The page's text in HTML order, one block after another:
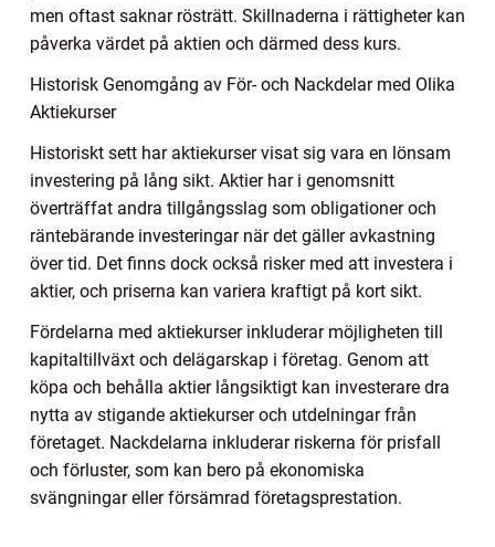
men oftast saknar rösträtt. Skillnaderna i rättigheter kan
påverka värdet på aktien och därmed dess kurs.
Historisk Genomgång av För- och Nackdelar med Olika
Aktiekurser
Historiskt sett har aktiekurser visat sig vara en lönsam
investering på lång sikt. Aktier har i genomsnitt
överträffat andra tillgångsslag som obligationer och
räntebärande investeringar när det gäller avkastning
över tid. Det finns dock också risker med att investera i
aktier, och priserna kan variera kraftigt på kort sikt.
Fördelarna med aktiekurser inkluderar möjligheten till
kapitaltillväxt och delägarskap i företag. Genom att
köpa och behålla aktier långsiktigt kan investerare dra
nytta av stigande aktiekurser och utdelningar från
företaget. Nackdelarna inkluderar riskerna för prisfall
och förluster, som kan bero på ekonomiska
svängningar eller försämrad företagsprestation.